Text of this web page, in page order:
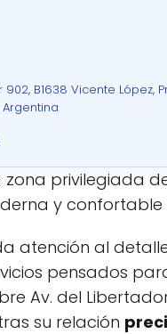
B1638 Vicente López,
zona privilegiada
y confortable
atención al
pensados
Av. del
su relación